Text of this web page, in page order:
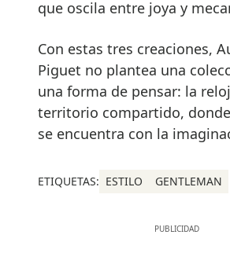
que oscila entre joya y
Con estas tres creaciones,
Piguet no plantea una
una forma de pensar: la
territorio compartido,
se encuentra con la
ETIQUETAS: ESTILO GENTLEMAN